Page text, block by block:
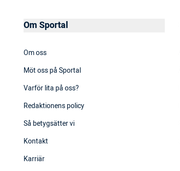
Om Sportal
Om oss
Möt oss på Sportal
Varför lita på oss?
Redaktionens policy
Så betygsätter vi
Kontakt
Karriär